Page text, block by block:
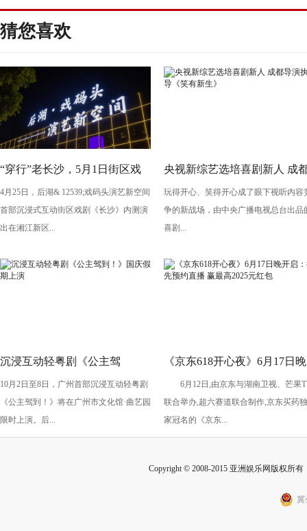
猜您喜欢
“穿行”老长沙，5月1日街区戏
剧《长沙》将亮相“后湖・戏码
头”
4月25日，后湖& 12539;戏码头演艺新空间
首部沉浸式互动街区戏剧《长沙》内测演
出在湘江新区...
央视新综艺选培喜剧新人 成
导演执导《笑有新生》
玩得开心、笑得开心成了眼下视听内容
争的新战场，由中央广播电视总台出品
喜剧...
沉浸互动轻粤剧《公主驾
到！》国庆假期上演
10月2日至8日，广州首部沉浸互动轻粤剧
《公主驾到！》将在广州市文化馆·曲艺园
限时上演。后...
《京东618开心夜》6月17日晚
开启：抢先预约直播 赢最高
2025元红包
6月12日,由京东与湖南卫视、芒果
联合举办,超六赛道联合制作,京东买药独
家冠名的《京东...
Copyright © 2008-2015 亚洲娱乐网版权所
冀